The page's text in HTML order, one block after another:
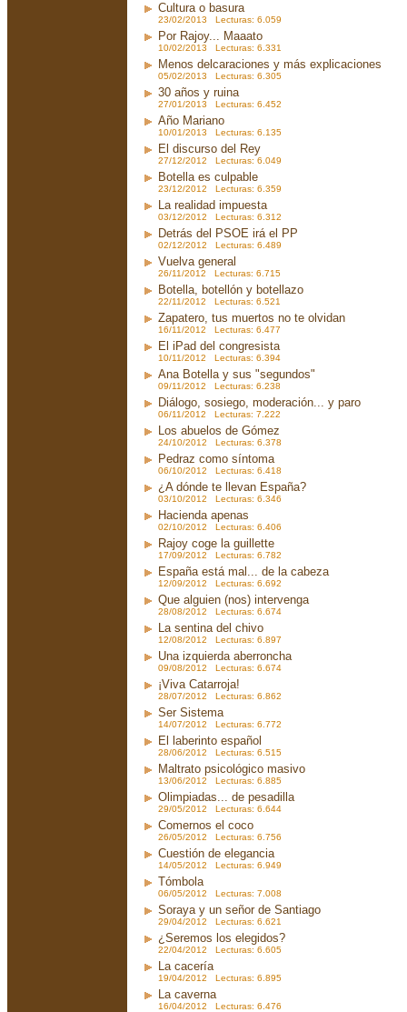
Cultura o basura
23/02/2013 Lecturas: 6.059
Por Rajoy... Maaato
10/02/2013 Lecturas: 6.331
Menos delcaraciones y más explicaciones
05/02/2013 Lecturas: 6.305
30 años y ruina
27/01/2013 Lecturas: 6.452
Año Mariano
10/01/2013 Lecturas: 6.135
El discurso del Rey
27/12/2012 Lecturas: 6.049
Botella es culpable
23/12/2012 Lecturas: 6.359
La realidad impuesta
03/12/2012 Lecturas: 6.312
Detrás del PSOE irá el PP
02/12/2012 Lecturas: 6.489
Vuelva general
26/11/2012 Lecturas: 6.715
Botella, botellón y botellazo
22/11/2012 Lecturas: 6.521
Zapatero, tus muertos no te olvidan
16/11/2012 Lecturas: 6.477
El iPad del congresista
10/11/2012 Lecturas: 6.394
Ana Botella y sus "segundos"
09/11/2012 Lecturas: 6.238
Diálogo, sosiego, moderación... y paro
06/11/2012 Lecturas: 7.222
Los abuelos de Gómez
24/10/2012 Lecturas: 6.378
Pedraz como síntoma
06/10/2012 Lecturas: 6.418
¿A dónde te llevan España?
03/10/2012 Lecturas: 6.346
Hacienda apenas
02/10/2012 Lecturas: 6.406
Rajoy coge la guillette
17/09/2012 Lecturas: 6.782
España está mal... de la cabeza
12/09/2012 Lecturas: 6.692
Que alguien (nos) intervenga
28/08/2012 Lecturas: 6.674
La sentina del chivo
12/08/2012 Lecturas: 6.897
Una izquierda aberroncha
09/08/2012 Lecturas: 6.674
¡Viva Catarroja!
28/07/2012 Lecturas: 6.862
Ser Sistema
14/07/2012 Lecturas: 6.772
El laberinto español
28/06/2012 Lecturas: 6.515
Maltrato psicológico masivo
13/06/2012 Lecturas: 6.885
Olimpiadas... de pesadilla
29/05/2012 Lecturas: 6.644
Comernos el coco
26/05/2012 Lecturas: 6.756
Cuestión de elegancia
14/05/2012 Lecturas: 6.949
Tómbola
06/05/2012 Lecturas: 7.008
Soraya y un señor de Santiago
29/04/2012 Lecturas: 6.621
¿Seremos los elegidos?
22/04/2012 Lecturas: 6.605
La cacería
19/04/2012 Lecturas: 6.895
La caverna
16/04/2012 Lecturas: 6.476